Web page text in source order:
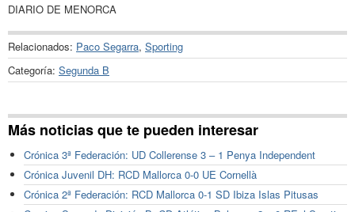
DIARIO DE MENORCA
Relacionados: Paco Segarra, Sporting
Categoría: Segunda B
Más noticias que te pueden interesar
Crónica 3ª Federación: UD Collerense 3 – 1 Penya Independent
Crónica Juvenil DH: RCD Mallorca 0-0 UE Cornellà
Crónica 2ª Federación: RCD Mallorca 0-1 SD Ibiza Islas Pitusas